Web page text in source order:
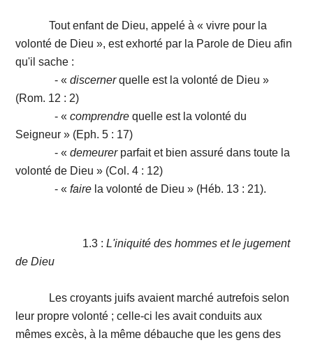
Tout enfant de Dieu, appelé à « vivre pour la
volonté de Dieu », est exhorté par la Parole de Dieu afin
qu'il sache :
- «discernerquelle est la volonté de Dieu »
(Rom. 12 : 2)
- «comprendre quelle est la volonté du
Seigneur » (Eph. 5 : 17)
- «demeurerparfait et bien assuré dans toute la
volonté de Dieu » (Col. 4 : 12)
- «faire la volonté de Dieu » (Héb. 13 : 21).
1.3 :L'iniquité des hommes et le jugement
de Dieu
Les croyants juifs avaient marché autrefois selon
leur propre volonté ; celle-ci les avait conduits aux
mêmes excès, à la même débauche que les gens des